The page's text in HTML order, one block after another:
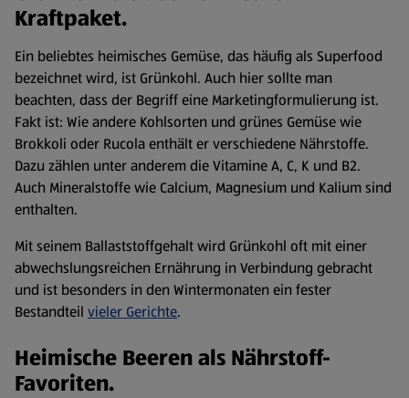
Kraftpaket.
Ein beliebtes heimisches Gemüse, das häufig als Superfood
bezeichnet wird, ist Grünkohl. Auch hier sollte man
beachten, dass der Begriff eine Marketingformulierung ist.
Fakt ist: Wie andere Kohlsorten und grünes Gemüse wie
Brokkoli oder Rucola enthält er verschiedene Nährstoffe.
Dazu zählen unter anderem die Vitamine A, C, K und B2.
Auch Mineralstoffe wie Calcium, Magnesium und Kalium sind
enthalten.
Mit seinem Ballaststoffgehalt wird Grünkohl oft mit einer
abwechslungsreichen Ernährung in Verbindung gebracht
und ist besonders in den Wintermonaten ein fester
Bestandteil vieler Gerichte.
Heimische Beeren als Nährstoff-
Favoriten.